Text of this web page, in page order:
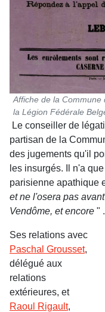
Affiche de la Commune
la Légion Fédérale
Le conseiller de
partisan de la
des jugements qu'il
les insurgés. Il n'a
parisienne apathique
et ne l'osera pas
Vendôme, et encore " .
Ses relations avec
Paschal Grousset,
délégué aux
relations
extérieures, et
Raoul Rigault,